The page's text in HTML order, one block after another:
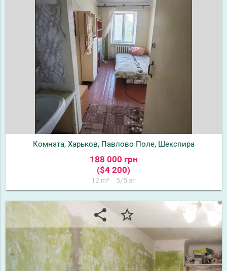
Комната, Харьков, Павлово Поле, Шекспира
188 000 грн
($4 200)
12 m² 5/5 эт
share star_border